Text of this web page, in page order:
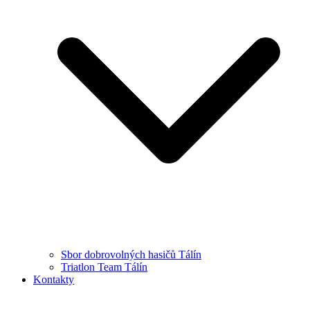
Sbor dobrovolných hasičů Tálín
Triatlon Team Tálín
Kontakty